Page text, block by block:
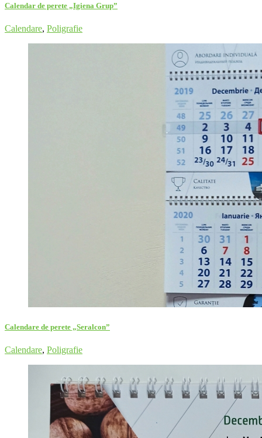
Calendar de perete „Igiena Grup”
Calendare, Poligrafie
Calendare de perete „Seralcon”
Calendare, Poligrafie